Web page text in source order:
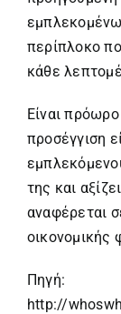
περίπλοκο
κάθε
Είναι
προσέγγιση
της και
αναφέρεται
οικονομικής
Πηγή:
http://